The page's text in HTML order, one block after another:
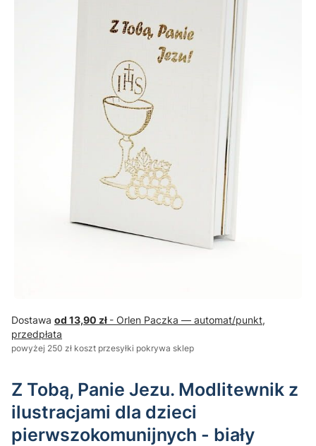
Dostawa od 13,90 zł - Orlen Paczka — automat/punkt,
przedpłata
powyżej 250 zł koszt przesyłki pokrywa sklep
Z Tobą, Panie Jezu. Modlitewnik z
ilustracjami dla dzieci
pierwszokomunijnych - biały